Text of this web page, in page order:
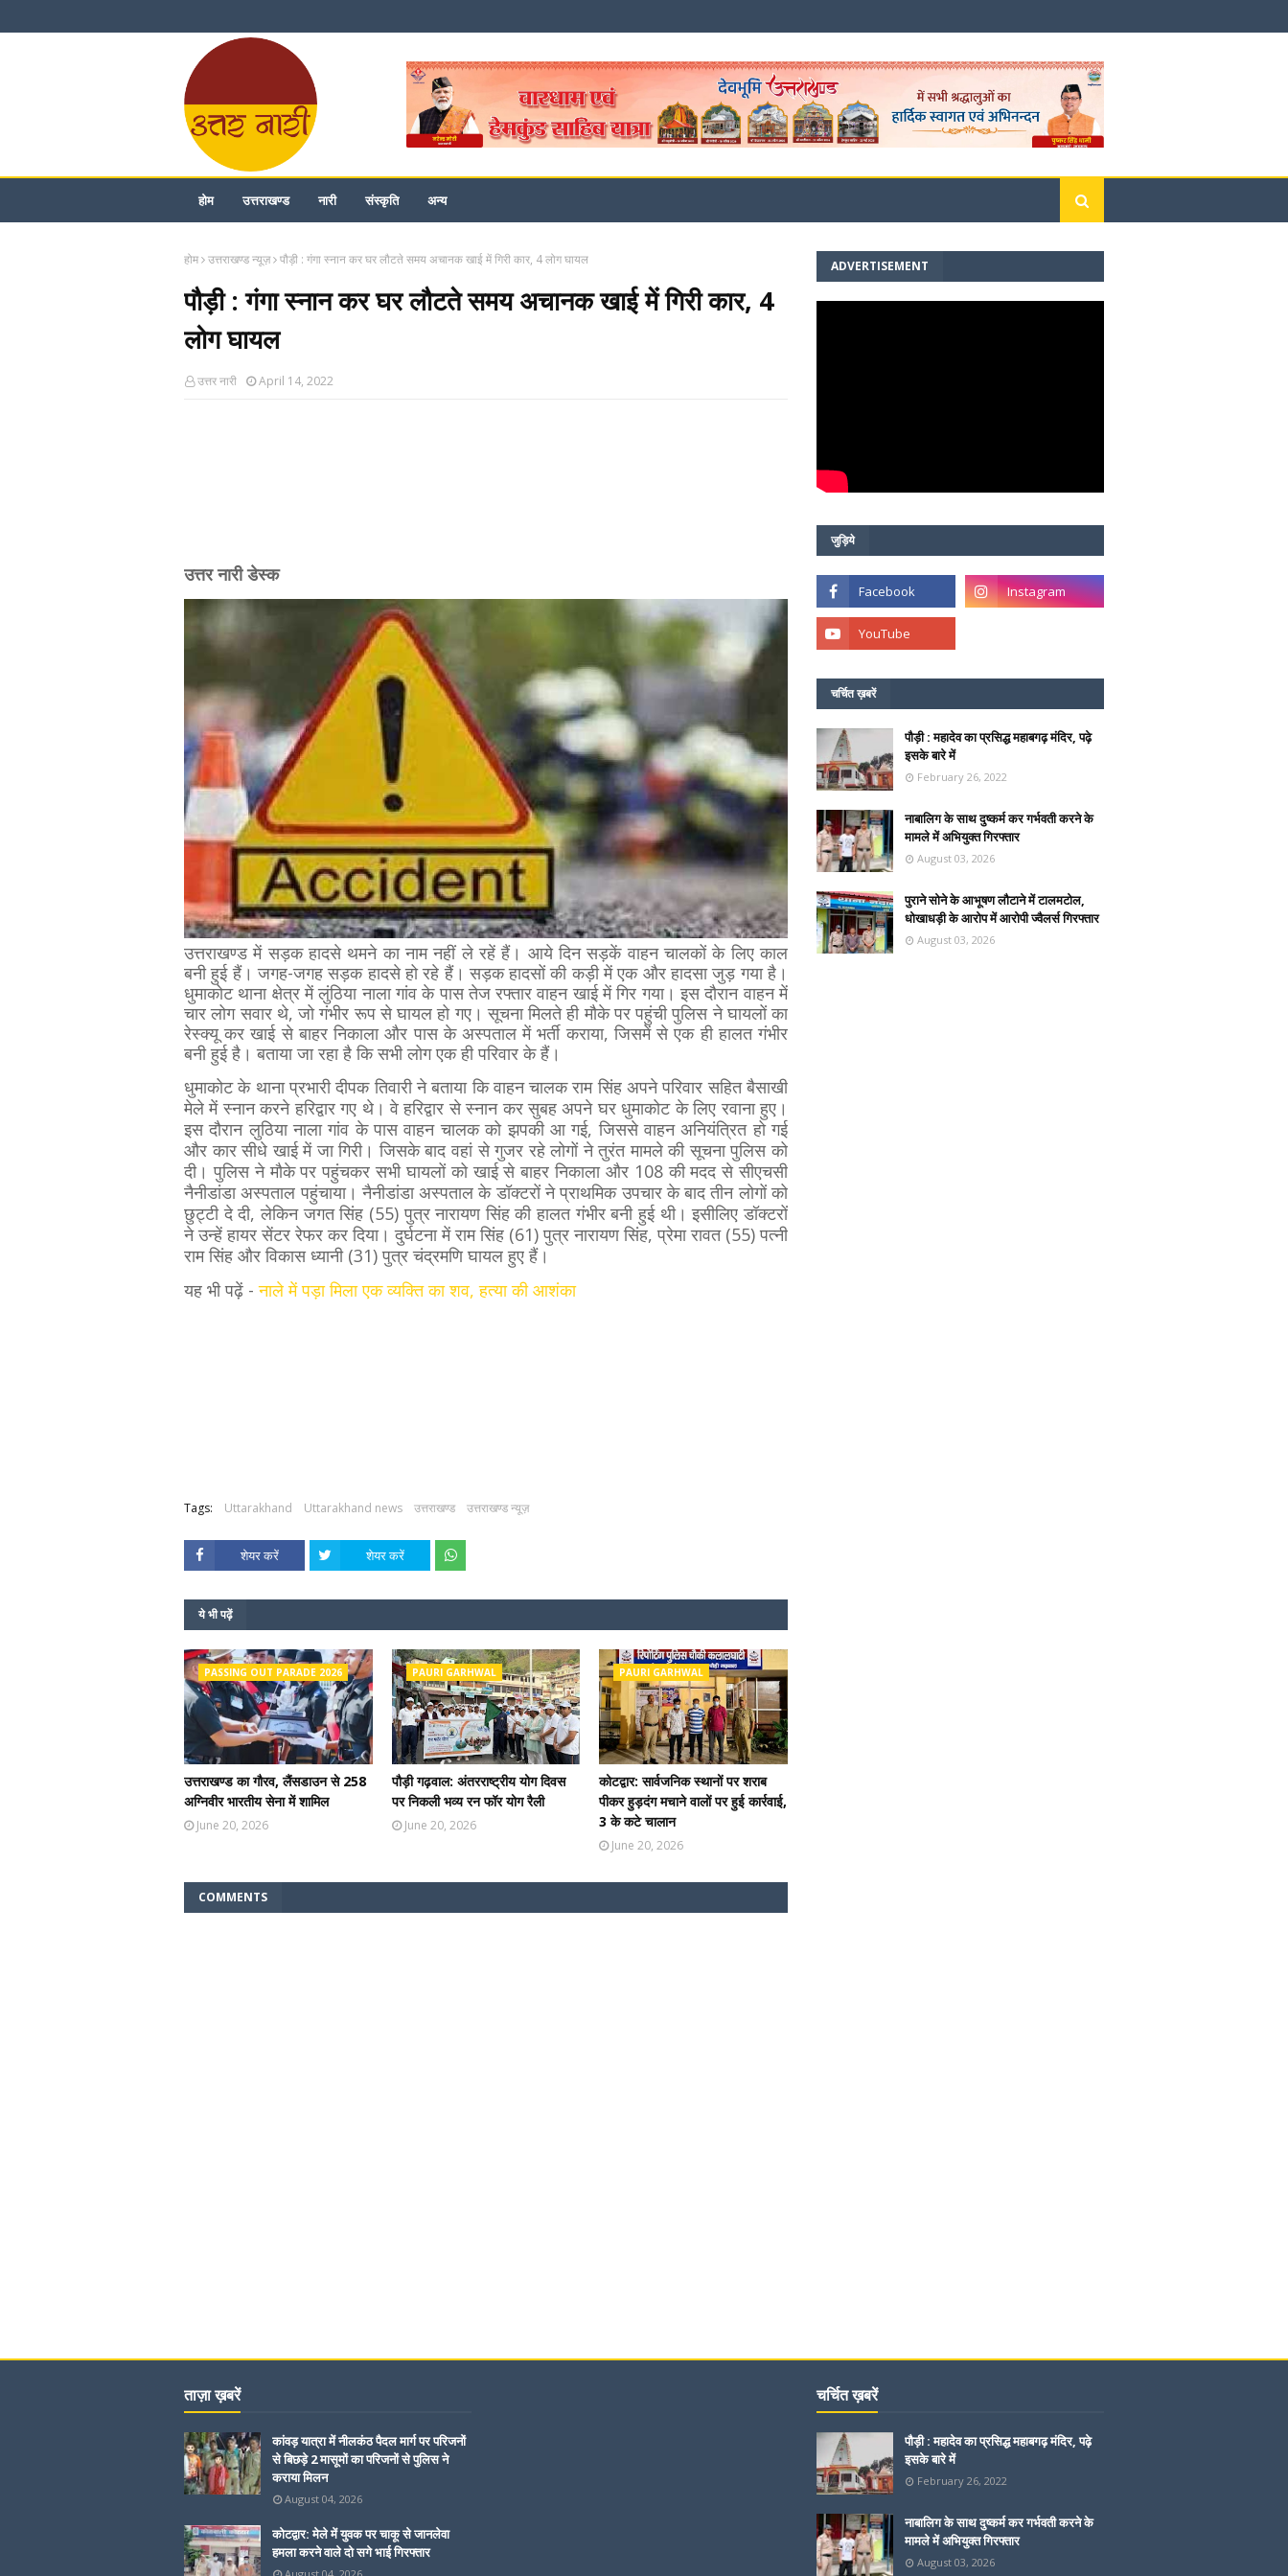
होम उत्तराखण्ड नारी संस्कृति अन्य
होम उत्तराखण्ड न्यूज़ पौड़ी : गंगा स्नान कर घर लौटते समय अचानक खाई में गिरी कार, 4 लोग घायल
पौड़ी : गंगा स्नान कर घर लौटते समय अचानक खाई में गिरी कार, 4
लोग घायल
उत्तर नारी April 14, 2022
उत्तर नारी डेस्क
उत्तराखण्ड में सड़क हादसे थमने का नाम नहीं ले रहें हैं। आये दिन सड़कें वाहन चालकों के लिए काल
बनी हुई हैं। जगह-जगह सड़क हादसे हो रहे हैं। सड़क हादसों की कड़ी में एक और हादसा जुड़ गया है।
धुमाकोट थाना क्षेत्र में लुंठिया नाला गांव के पास तेज रफ्तार वाहन खाई में गिर गया। इस दौरान वाहन में
चार लोग सवार थे, जो गंभीर रूप से घायल हो गए। सूचना मिलते ही मौके पर पहुंची पुलिस ने घायलों का
रेस्क्यू कर खाई से बाहर निकाला और पास के अस्पताल में भर्ती कराया, जिसमें से एक ही हालत गंभीर
बनी हुई है। बताया जा रहा है कि सभी लोग एक ही परिवार के हैं।
धुमाकोट के थाना प्रभारी दीपक तिवारी ने बताया कि वाहन चालक राम सिंह अपने परिवार सहित बैसाखी
मेले में स्नान करने हरिद्वार गए थे। वे हरिद्वार से स्नान कर सुबह अपने घर धुमाकोट के लिए रवाना हुए।
इस दौरान लुठिया नाला गांव के पास वाहन चालक को झपकी आ गई, जिससे वाहन अनियंत्रित हो गई
और कार सीधे खाई में जा गिरी। जिसके बाद वहां से गुजर रहे लोगों ने तुरंत मामले की सूचना पुलिस को
दी। पुलिस ने मौके पर पहुंचकर सभी घायलों को खाई से बाहर निकाला और 108 की मदद से सीएचसी
नैनीडांडा अस्पताल पहुंचाया। नैनीडांडा अस्पताल के डॉक्टरों ने प्राथमिक उपचार के बाद तीन लोगों को
छुट्टी दे दी, लेकिन जगत सिंह (55) पुत्र नारायण सिंह की हालत गंभीर बनी हुई थी। इसीलिए डॉक्टरों
ने उन्हें हायर सेंटर रेफर कर दिया। दुर्घटना में राम सिंह (61) पुत्र नारायण सिंह, प्रेमा रावत (55) पत्नी
राम सिंह और विकास ध्यानी (31) पुत्र चंद्रमणि घायल हुए हैं।
यह भी पढ़ें -नाले में पड़ा मिला एक व्यक्ति का शव, हत्या की आशंका
Tags: Uttarakhand Uttarakhand news उत्तराखण्ड उत्तराखण्ड न्यूज़
शेयर करें शेयर करें
ये भी पढ़ें
PASSING OUT PARADE 2026
उत्तराखण्ड का गौरव, लैंसडाउन से 258
अग्निवीर भारतीय सेना में शामिल
June 20, 2026
PAURI GARHWAL
पौड़ी गढ़वाल: अंतरराष्ट्रीय योग दिवस
पर निकली भव्य रन फॉर योग रैली
June 20, 2026
PAURI GARHWAL
कोटद्वार: सार्वजनिक स्थानों पर शराब
पीकर हुड़दंग मचाने वालों पर हुई कार्रवाई,
3 के कटे चालान
June 20, 2026
COMMENTS
ADVERTISEMENT
जुड़िये
चर्चित ख़बरें
पौड़ी : महादेव का प्रसिद्ध महाबगढ़ मंदिर, पढ़े
इसके बारे में
February 26, 2022
नाबालिग के साथ दुष्कर्म कर गर्भवती करने के
मामले में अभियुक्त गिरफ्तार
August 03, 2026
पुराने सोने के आभूषण लौटाने में टालमटोल,
धोखाधड़ी के आरोप में आरोपी ज्वैलर्स गिरफ्तार
August 03, 2026
ताज़ा ख़बरें
कांवड़ यात्रा में नीलकंठ पैदल मार्ग पर परिजनों
से बिछड़े 2 मासूमों का परिजनों से पुलिस ने
कराया मिलन
August 04, 2026
कोटद्वार: मेले में युवक पर चाकू से जानलेवा
हमला करने वाले दो सगे भाई गिरफ्तार
चर्चित ख़बरें
पौड़ी : महादेव का प्रसिद्ध महाबगढ़ मंदिर, पढ़े
इसके बारे में
February 26, 2022
नाबालिग के साथ दुष्कर्म कर गर्भवती करने के
मामले में अभियुक्त गिरफ्तार
August 03, 2026